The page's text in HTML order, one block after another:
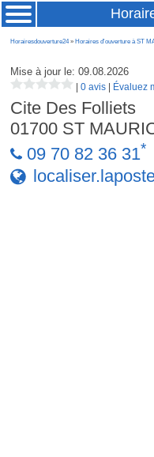
Horairesdouverture24» Horaires d'ouverture à ST
Mise à jour le: 09.08.2026
|0 avis Évaluez
Cite Des Folliets
01700 ST
09 70 82 36 31*